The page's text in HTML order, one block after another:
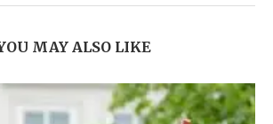
MAY ALSO LIKE